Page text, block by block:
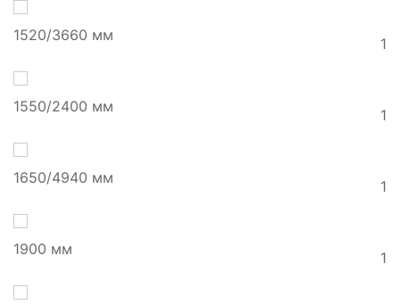
1520/3660 мм 1
1550/2400 мм 1
1650/4940 мм 1
1900 мм 1